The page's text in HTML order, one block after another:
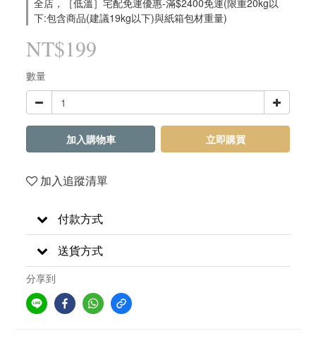
全店，［低溫］宅配免運優惠-滿$2400免運(限重20kg以
下:包含商品(建議19kg以下)與紙箱包材重量)
NT$199
數量
加入購物車 立即購買
加入追蹤清單
付款方式
送貨方式
分享到